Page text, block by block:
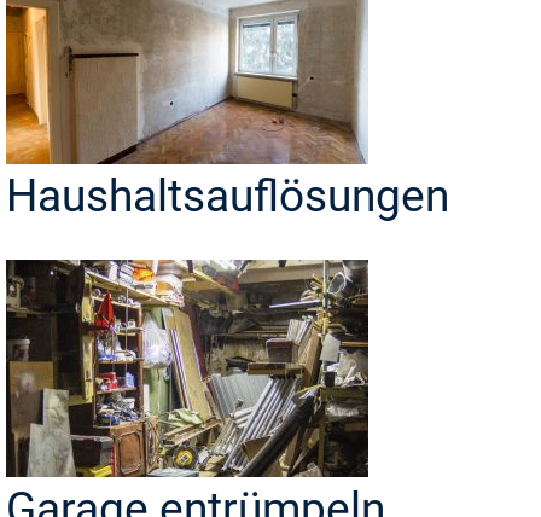
Haushaltsauflösungen